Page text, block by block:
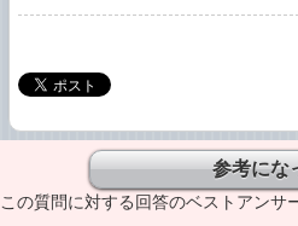
この質問に対する回答のベストアンサ